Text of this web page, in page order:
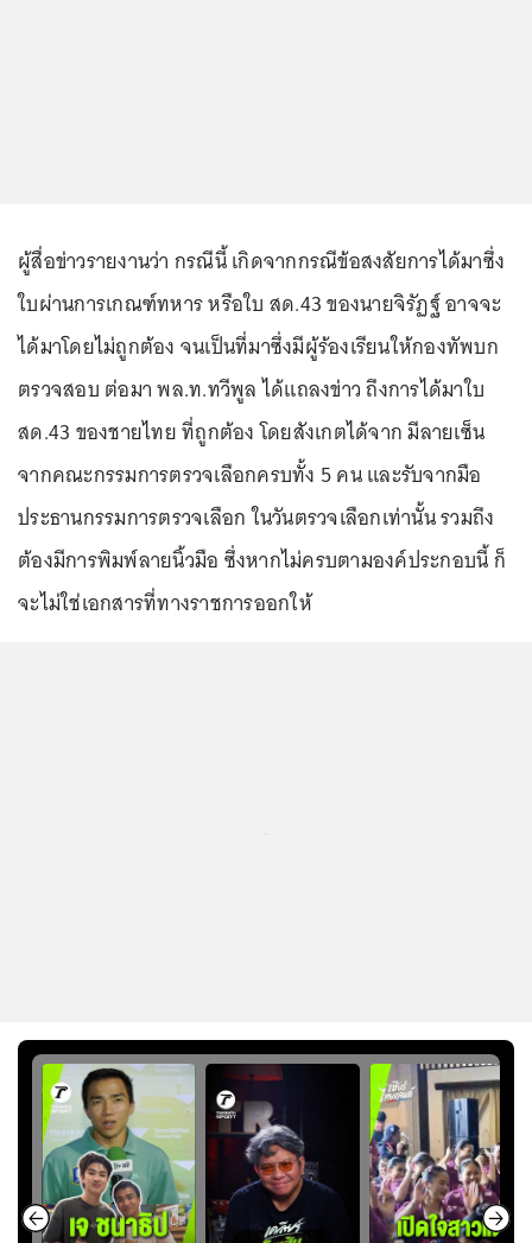
ผู้สื่อข่าวรายงานว่า กรณีนี้ เกิดจากกรณีข้อสงสัยการได้มาซึ่ง
ใบผ่านการเกณฑ์ทหาร หรือใบ สด.43 ของนายจิรัฏฐ์ อาจจะ
ได้มาโดยไม่ถูกต้อง จนเป็นที่มาซึ่งมีผู้ร้องเรียนให้กองทัพบก
ตรวจสอบ ต่อมา พล.ท.ทวีพูล ได้แถลงข่าว ถึงการได้มาใบ
สด.43 ของชายไทย ที่ถูกต้อง โดยสังเกตได้จาก มีลายเซ็น
จากคณะกรรมการตรวจเลือกครบทั้ง 5 คน และรับจากมือ
ประธานกรรมการตรวจเลือก ในวันตรวจเลือกเท่านั้น รวมถึง
ต้องมีการพิมพ์ลายนิ้วมือ ซึ่งหากไม่ครบตามองค์ประกอบนี้ ก็
จะไม่ใช่เอกสารที่ทางราชการออกให้